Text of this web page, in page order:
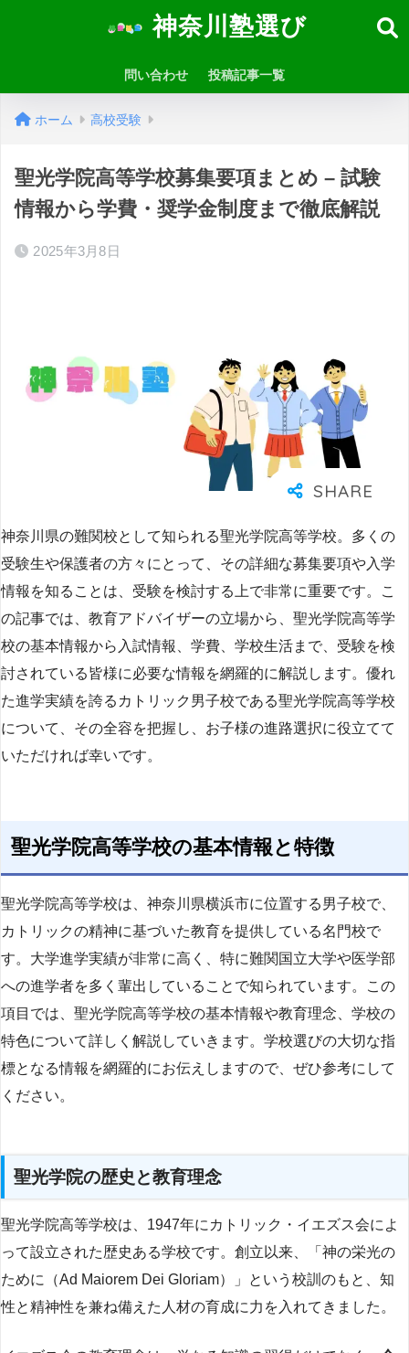
神奈川塾選び
問い合わせ 投稿記事一覧
ホーム 高校受験
聖光学院高等学校募集要項まとめ – 試験
情報から学費・奨学金制度まで徹底解説
2025年3月8日
神奈川県の難関校として知られる聖光学院高等学校。多くの
受験生や保護者の方々にとって、その詳細な募集要項や入学
情報を知ることは、受験を検討する上で非常に重要です。こ
の記事では、教育アドバイザーの立場から、聖光学院高等学
校の基本情報から入試情報、学費、学校生活まで、受験を検
討されている皆様に必要な情報を網羅的に解説します。優れ
た進学実績を誇るカトリック男子校である聖光学院高等学校
について、その全容を把握し、お子様の進路選択に役立てて
いただければ幸いです。
聖光学院高等学校の基本情報と特徴
聖光学院高等学校は、神奈川県横浜市に位置する男子校で、
カトリックの精神に基づいた教育を提供している名門校で
す。大学進学実績が非常に高く、特に難関国立大学や医学部
への進学者を多く輩出していることで知られています。この
項目では、聖光学院高等学校の基本情報や教育理念、学校の
特色について詳しく解説していきます。学校選びの大切な指
標となる情報を網羅的にお伝えしますので、ぜひ参考にして
ください。
聖光学院の歴史と教育理念
聖光学院高等学校は、1947年にカトリック・イエズス会によ
って設立された歴史ある学校です。創立以来、「神の栄光の
ために（Ad Maiorem Dei Gloriam）」という校訓のもと、知
性と精神性を兼ね備えた人材の育成に力を入れてきました。